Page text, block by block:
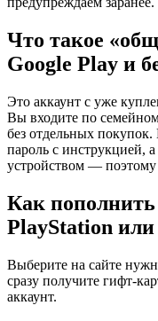
Что такое
Google Play и
Это аккаунт с уже
Вы входите по
без отдельных
пароль с инструкцией,
устройством — поэтому
Как пополнить
PlayStation
Выберите на сайте
сразу получите гифт-
аккаунт.